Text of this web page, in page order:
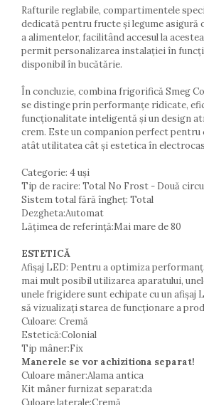
Rafturile reglabile, compartimentele
dedicată pentru fructe și legume asigură
a alimentelor, facilitând accesul la
permit personalizarea instalației în
disponibil în bucătărie.
În concluzie, combina frigorifică Smeg
se distinge prin performanțe ridicate,
funcționalitate inteligentă și un design
crem. Este un companion perfect pentru
atât utilitatea cât și estetica în
Categorie: 4 uși
Tip de racire: Total No Frost - Două
Sistem total fără îngheț: Total
Dezgheta:Automat
Lățimea de referință:Mai mare de 80
ESTETICĂ
Afișaj LED: Pentru a optimiza
mai mult posibil utilizarea aparatului,
unele frigidere sunt echipate cu un afișaj
să vizualizați starea de funcționare a
Culoare: Cremă
Estetică:Colonial
Tip mâner:Fix
Manerele se vor achizitiona separat!
Culoare mâner:Alama antica
Kit mâner furnizat separat:da
Culoare laterale:Cremă